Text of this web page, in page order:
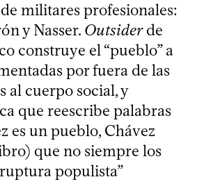
militares profesionales:
y Nasser. Outsiderde
construye el “pueblo” a
por fuera de las
al cuerpo social, y
que reescribe palabras
es un pueblo, Chávez
que no siempre los
populista”